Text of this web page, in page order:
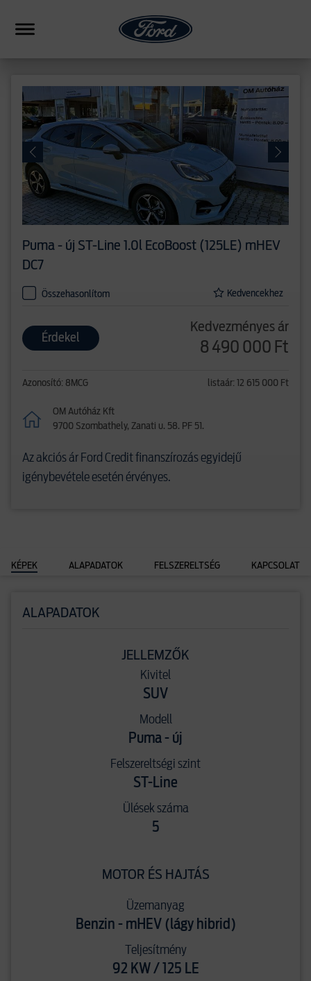
HIBRID
SUV
Puma - új ST-Line 1.0l EcoBoost (125LE) mHEV
DC7
Összehasonlítom Kedvencekhez
Érdekel
Kedvezményes ár
8 490 000 Ft
Azonosító: 8MCG listaár: 12 615 000 Ft
OM Autóház Kft
9700 Szombathely, Zanati u. 58. PF 51.
Az akciós ár Ford Credit finanszírozás egyidejű
igénybevétele esetén érvényes.
KÉPEK ALAPADATOK FELSZERELTSÉG KAPCSOLAT
ALAPADATOK
JELLEMZŐK
Kivitel
SUV
Modell
Puma - új
Felszereltségi szint
ST-Line
Ülések száma
5
MOTOR ÉS HAJTÁS
Üzemanyag
Benzin - mHEV (lágy hibrid)
Teljesítmény
92 KW / 125 LE